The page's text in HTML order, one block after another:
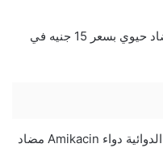
يتوفر دواء Amikacin سبراي مضاد حيوي بسعر 15 جنيه في
تنتج الشركة المصرية للصناعات الدوائية دواء Amikacin مضاد